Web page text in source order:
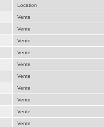
Location
Vente
Vente
Vente
Vente
Vente
Vente
Vente
Vente
Vente
Vente